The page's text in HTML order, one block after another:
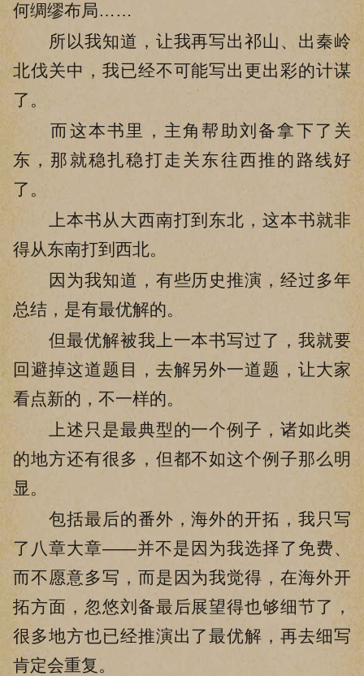
何绸缪布局……
所以我知道，让我再写出祁山、出秦岭
北伐关中，我已经不可能写出更出彩的计谋
了。
而这本书里，主角帮助刘备拿下了关
东，那就稳扎稳打走关东往西推的路线好
了。
上本书从大西南打到东北，这本书就非
得从东南打到西北。
因为我知道，有些历史推演，经过多年
总结，是有最优解的。
但最优解被我上一本书写过了，我就要
回避掉这道题目，去解另外一道题，让大家
看点新的，不一样的。
上述只是最典型的一个例子，诸如此类
的地方还有很多，但都不如这个例子那么明
显。
包括最后的番外，海外的开拓，我只写
了八章大章——并不是因为我选择了免费、
而不愿意多写，而是因为我觉得，在海外开
拓方面，忽悠刘备最后展望得也够细节了，
很多地方也已经推演出了最优解，再去细写
肯定会重复。